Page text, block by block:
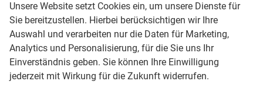
Unsere Website setzt Cookies ein, um unsere Dienste für
Sie bereitzustellen. Hierbei berücksichtigen wir Ihre
Auswahl und verarbeiten nur die Daten für Marketing,
Analytics und Personalisierung, für die Sie uns Ihr
Einverständnis geben. Sie können Ihre Einwilligung
jederzeit mit Wirkung für die Zukunft widerrufen.